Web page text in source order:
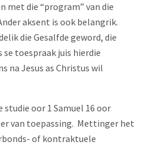
met die “program” van die
aksent is ook belangrik.
die Gesalfde geword, die
se toespraak juis hierdie
na Jesus as Christus wil
studie oor 1 Samuel 16 oor
van toepassing. Mettinger het
of kontraktuele